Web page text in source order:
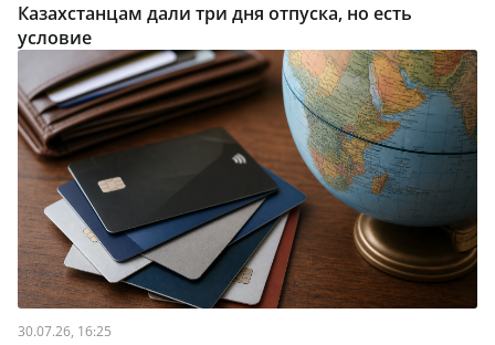
Казахстанцам дали три дня отпуска, но есть
условие
30.07.26, 16:25